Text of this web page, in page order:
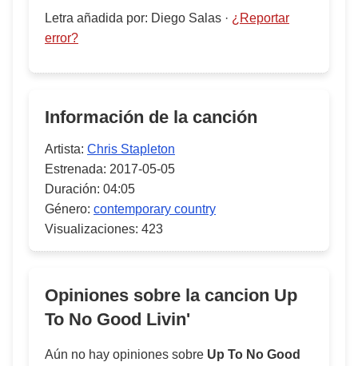
Letra añadida por: Diego Salas · ¿Reportar
error?
Información de la canción
Artista: Chris Stapleton
Estrenada: 2017-05-05
Duración: 04:05
Género: contemporary country
Visualizaciones: 423
Opiniones sobre la cancion Up
To No Good Livin'
Aún no hay opiniones sobre Up To No Good